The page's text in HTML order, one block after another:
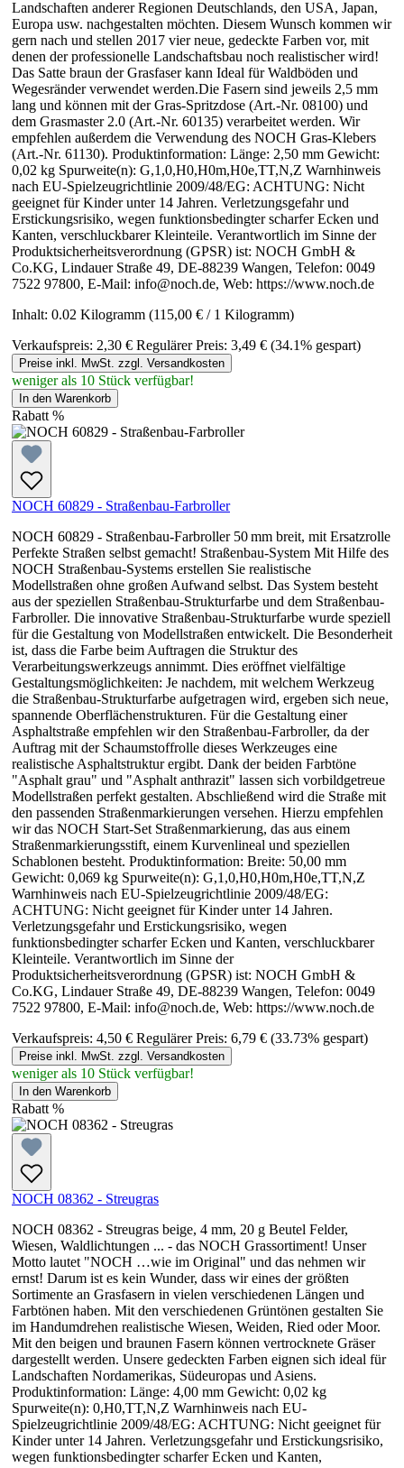
Landschaften anderer Regionen Deutschlands, den USA, Japan,
Europa usw. nachgestalten möchten. Diesem Wunsch kommen wir
gern nach und stellen 2017 vier neue, gedeckte Farben vor, mit
denen der professionelle Landschaftsbau noch realistischer wird!
Das Satte braun der Grasfaser kann Ideal für Waldböden und
Wegesränder verwendet werden.Die Fasern sind jeweils 2,5 mm
lang und können mit der Gras-Spritzdose (Art.-Nr. 08100) und
dem Grasmaster 2.0 (Art.-Nr. 60135) verarbeitet werden. Wir
empfehlen außerdem die Verwendung des NOCH Gras-Klebers
(Art.-Nr. 61130). Produktinformation: Länge: 2,50 mm Gewicht:
0,02 kg Spurweite(n): G,1,0,H0,H0m,H0e,TT,N,Z Warnhinweis
nach EU-Spielzeugrichtlinie 2009/48/EG: ACHTUNG: Nicht
geeignet für Kinder unter 14 Jahren. Verletzungsgefahr und
Erstickungsrisiko, wegen funktionsbedingter scharfer Ecken und
Kanten, verschluckbarer Kleinteile. Verantwortlich im Sinne der
Produktsicherheitsverordnung (GPSR) ist: NOCH GmbH &
Co.KG, Lindauer Straße 49, DE-88239 Wangen, Telefon: 0049
7522 97800, E-Mail: info@noch.de, Web: https://www.noch.de
Inhalt: 0.02 Kilogramm (115,00 € / 1 Kilogramm)
Verkaufspreis: 2,30 € Regulärer Preis: 3,49 € (34.1% gespart)
Preise inkl. MwSt. zzgl. Versandkosten
weniger als 10 Stück verfügbar!
In den Warenkorb
Rabatt %
NOCH 60829 - Straßenbau-Farbroller
NOCH 60829 - Straßenbau-Farbroller 50 mm breit, mit Ersatzrolle
Perfekte Straßen selbst gemacht! Straßenbau-System Mit Hilfe des
NOCH Straßenbau-Systems erstellen Sie realistische
Modellstraßen ohne großen Aufwand selbst. Das System besteht
aus der speziellen Straßenbau-Strukturfarbe und dem Straßenbau-
Farbroller. Die innovative Straßenbau-Strukturfarbe wurde speziell
für die Gestaltung von Modellstraßen entwickelt. Die Besonderheit
ist, dass die Farbe beim Auftragen die Struktur des
Verarbeitungswerkzeugs annimmt. Dies eröffnet vielfältige
Gestaltungsmöglichkeiten: Je nachdem, mit welchem Werkzeug
die Straßenbau-Strukturfarbe aufgetragen wird, ergeben sich neue,
spannende Oberflächenstrukturen. Für die Gestaltung einer
Asphaltstraße empfehlen wir den Straßenbau-Farbroller, da der
Auftrag mit der Schaumstoffrolle dieses Werkzeuges eine
realistische Asphaltstruktur ergibt. Dank der beiden Farbtöne
"Asphalt grau" und "Asphalt anthrazit" lassen sich vorbildgetreue
Modellstraßen perfekt gestalten. Abschließend wird die Straße mit
den passenden Straßenmarkierungen versehen. Hierzu empfehlen
wir das NOCH Start-Set Straßenmarkierung, das aus einem
Straßenmarkierungsstift, einem Kurvenlineal und speziellen
Schablonen besteht. Produktinformation: Breite: 50,00 mm
Gewicht: 0,069 kg Spurweite(n): G,1,0,H0,H0m,H0e,TT,N,Z
Warnhinweis nach EU-Spielzeugrichtlinie 2009/48/EG:
ACHTUNG: Nicht geeignet für Kinder unter 14 Jahren.
Verletzungsgefahr und Erstickungsrisiko, wegen
funktionsbedingter scharfer Ecken und Kanten, verschluckbarer
Kleinteile. Verantwortlich im Sinne der
Produktsicherheitsverordnung (GPSR) ist: NOCH GmbH &
Co.KG, Lindauer Straße 49, DE-88239 Wangen, Telefon: 0049
7522 97800, E-Mail: info@noch.de, Web: https://www.noch.de
Verkaufspreis: 4,50 € Regulärer Preis: 6,79 € (33.73% gespart)
Preise inkl. MwSt. zzgl. Versandkosten
weniger als 10 Stück verfügbar!
In den Warenkorb
Rabatt %
NOCH 08362 - Streugras
NOCH 08362 - Streugras beige, 4 mm, 20 g Beutel Felder,
Wiesen, Waldlichtungen ... - das NOCH Grassortiment! Unser
Motto lautet "NOCH …wie im Original" und das nehmen wir
ernst! Darum ist es kein Wunder, dass wir eines der größten
Sortimente an Grasfasern in vielen verschiedenen Längen und
Farbtönen haben. Mit den verschiedenen Grüntönen gestalten Sie
im Handumdrehen realistische Wiesen, Weiden, Ried oder Moor.
Mit den beigen und braunen Fasern können vertrocknete Gräser
dargestellt werden. Unsere gedeckten Farben eignen sich ideal für
Landschaften Nordamerikas, Südeuropas und Asiens.
Produktinformation: Länge: 4,00 mm Gewicht: 0,02 kg
Spurweite(n): 0,H0,TT,N,Z Warnhinweis nach EU-
Spielzeugrichtlinie 2009/48/EG: ACHTUNG: Nicht geeignet für
Kinder unter 14 Jahren. Verletzungsgefahr und Erstickungsrisiko,
wegen funktionsbedingter scharfer Ecken und Kanten,